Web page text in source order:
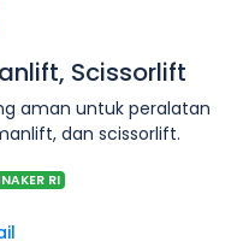
Scissorlift
aman untuk peralatan
dan scissorlift.
RI